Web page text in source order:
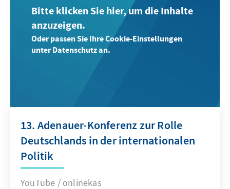
Bitte klicken Sie hier, um die Inhalte
anzuzeigen.
Oder passen Sie Ihre Cookie-Einstellungen
unter Datenschutz an.
13. Adenauer-Konferenz zur Rolle
Deutschlands in der internationalen
Politik
YouTube / onlinekas